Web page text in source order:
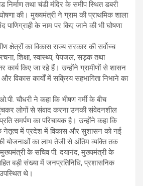
निर्माण तथा चंडी मंदिर के समीप स्थित डबरी
की। मुख्यमंत्री ने ग्राम की प्राथमिक शाला
पाणिग्राही के नाम पर किए जाने की भी घोषणा
क्षेत्रों का विकास राज्य सरकार की सर्वोच्च
शिक्षा, स्वास्थ्य, पेयजल, सड़क तथा
कार्य किए जा रहे हैं। उन्होंने ग्रामीणों से शासन
विकास कार्यों में सक्रिय सहभागिता निभाने का
चौधरी ने कहा कि भीषण गर्मी के बीच
लोगों से संवाद करना उनकी संवेदनशील
समर्पण का परिचायक है। उन्होंने कहा कि
नेतृत्व में प्रदेश में विकास और सुशासन को नई
योजनाओं का लाभ तेजी से अंतिम व्यक्ति तक
के सचिव पी. दयानंद, मुख्यमंत्री के
बड़ी संख्या में जनप्रतिनिधि, प्रशासनिक
थे।